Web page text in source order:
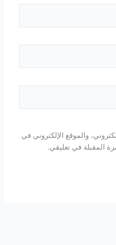
والموقع الإلكتروني في
المقبلة في تعليقي.